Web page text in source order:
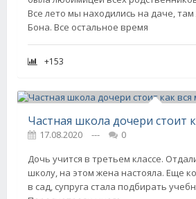
Все лето мы находились на даче,
Бона. Все остальное время
+153
17.08.2020 ---
0
Дочь учится в третьем классе.
школу, на этом жена настояла. Еще
в сад, супруга стала подбирать